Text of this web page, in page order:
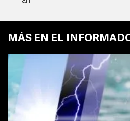
MÁS EN EL